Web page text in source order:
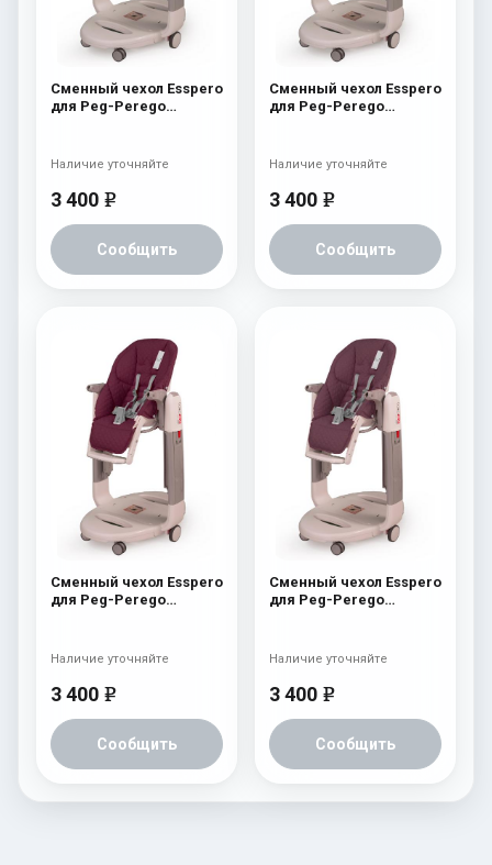
Сменный чехол Esspero
для Peg-Perego
3 400 e
Сообщить
Наличие уточняйте
Сменный чехол Esspero
для Peg-Perego
3 400 e
Сообщить
Наличие уточняйте
Сменный чехол Esspero
для Peg-Perego
3 400 e
Сообщить
Наличие уточняйте
Сменный чехол Esspero
для Peg-Perego
3 400 e
Сообщить
Наличие уточняйте